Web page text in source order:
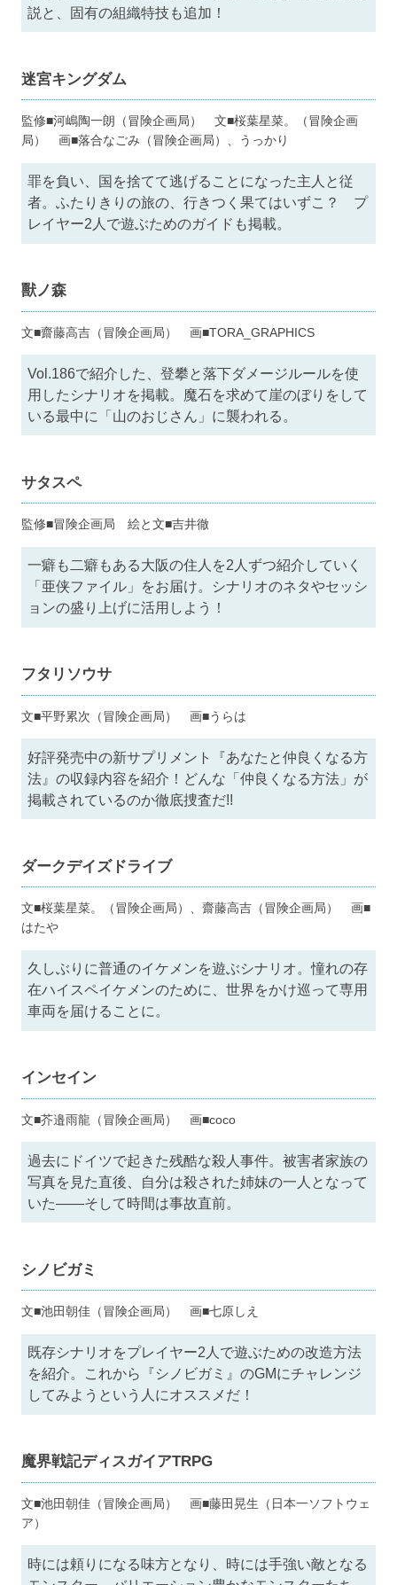
説と、固有の組織特技も追加！
迷宮キングダム
監修■河嶋陶一朗（冒険企画局） 文■桜葉星菜。（冒険企画
局） 画■落合なごみ（冒険企画局）、うっかり
罪を負い、国を捨てて逃げることになった主人と従
者。ふたりきりの旅の、行きつく果てはいずこ？ プ
レイヤー2人で遊ぶためのガイドも掲載。
獸ノ森
文■齋藤高吉（冒険企画局） 画■TORA_GRAPHICS
Vol.186で紹介した、登攀と落下ダメージルールを使
用したシナリオを掲載。魔石を求めて崖のぼりをして
いる最中に「山のおじさん」に襲われる。
サタスペ
監修■冒険企画局 絵と文■吉井徹
一癖も二癖もある大阪の住人を2人ずつ紹介していく
「亜侠ファイル」をお届け。シナリオのネタやセッシ
ョンの盛り上げに活用しよう！
フタリソウサ
文■平野累次（冒険企画局） 画■うらは
好評発売中の新サプリメント『あなたと仲良くなる方
法』の収録内容を紹介！どんな「仲良くなる方法」が
掲載されているのか徹底捜査だ!!
ダークデイズドライブ
文■桜葉星菜。（冒険企画局）、齋藤高吉（冒険企画局） 画■
はたや
久しぶりに普通のイケメンを遊ぶシナリオ。憧れの存
在ハイスペイケメンのために、世界をかけ巡って専用
車両を届けることに。
インセイン
文■芥邉雨龍（冒険企画局） 画■coco
過去にドイツで起きた残酷な殺人事件。被害者家族の
写真を見た直後、自分は殺された姉妹の一人となって
いた——そして時間は事故直前。
シノビガミ
文■池田朝佳（冒険企画局） 画■七原しえ
既存シナリオをプレイヤー2人で遊ぶための改造方法
を紹介。これから『シノビガミ』のGMにチャレンジ
してみようという人にオススメだ！
魔界戦記ディスガイアTRPG
文■池田朝佳（冒険企画局） 画■藤田晃生（日本一ソフトウェ
ア）
時には頼りになる味方となり、時には手強い敵となる